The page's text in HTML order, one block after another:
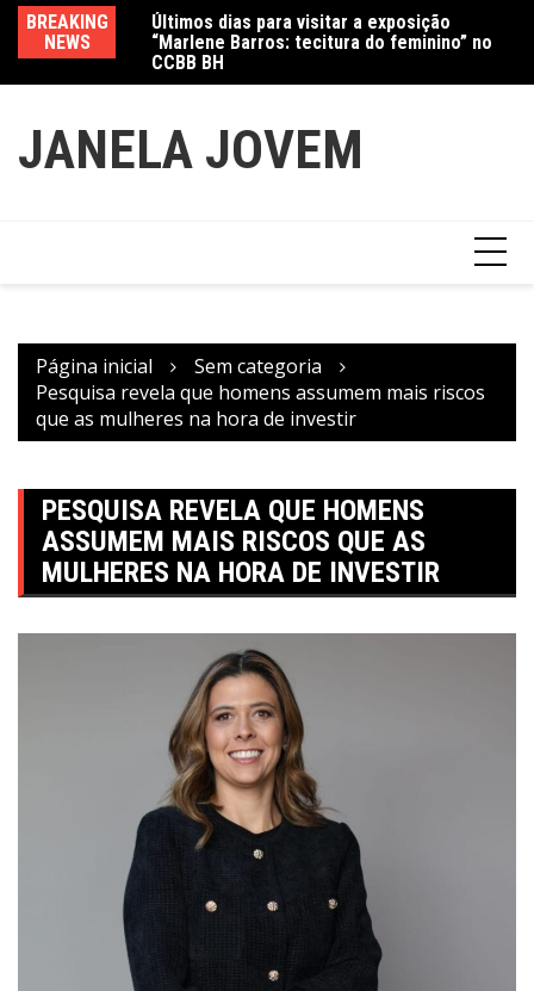
conteúdo
BREAKING
NEWS
Últimos dias para visitar a exposição
“Marlene Barros: tecitura do feminino” no
CCBB BH
Amanda Mangili transforma beleza e
inclusão em conexão real nas redes
JANELA JOVEM
Página inicial
Sem categoria
Pesquisa revela que homens assumem mais riscos
que as mulheres na hora de investir
PESQUISA REVELA QUE HOMENS
ASSUMEM MAIS RISCOS QUE AS
MULHERES NA HORA DE INVESTIR